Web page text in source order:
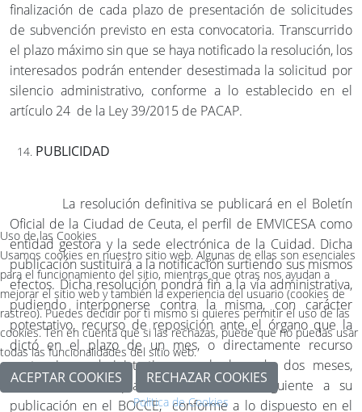
finalización de cada plazo de presentación de solicitudes
de subvención previsto en esta convocatoria. Transcurrido
el plazo máximo sin que se haya notificado la resolución, los
interesados podrán entender desestimada la solicitud por
silencio administrativo, conforme a lo establecido en el
artículo 24 de la Ley 39/2015 de PACAP.
PUBLICIDAD
La resolución definitiva se publicará en el Boletín
Oficial de la Ciudad de Ceuta, el perfil de EMVICESA como
entidad gestora y la sede electrónica de la Cuidad. Dicha
publicación sustituirá a la notificación surtiendo sus mismos
efectos. Dicha resolución pondrá fin a la vía administrativa,
pudiendo interponerse contra la misma, con carácter
potestativo, recurso de reposición ante el órgano que la
dictó en el plazo de un mes, o directamente recurso
contencioso administrativo, en el plazo de dos meses,
contados ambos plazos desde el día siguiente a su
publicación en el BOCCE, conforme a lo dispuesto en el
Uso de las Cookies
Usamos cookies en nuestro sitio web. Algunas de ellas son esenciales
para el funcionamiento del sitio, mientras que otras nos ayudan a
mejorar el sitio web y también la experiencia del usuario (cookies de
rastreo). Puedes decidir por ti mismo si quieres permitir el uso de las
cookies. Ten en cuenta que si las rechazas, puede que no puedas usar
todas las funcionalidades del sitio web.
ACEPTAR COOKIES RECHAZAR COOKIES
Politica de Cookies